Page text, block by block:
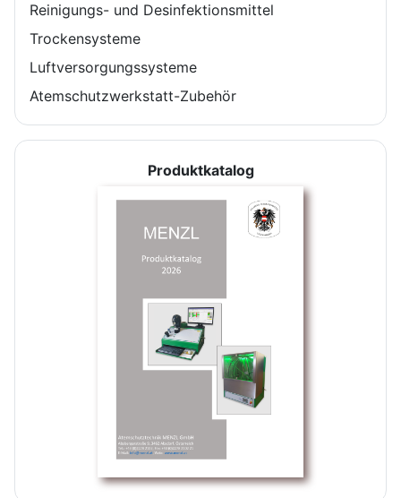
Reinigungs- und Desinfektionsmittel
Trockensysteme
Luftversorgungssysteme
Atemschutzwerkstatt-Zubehör
Produktkatalog